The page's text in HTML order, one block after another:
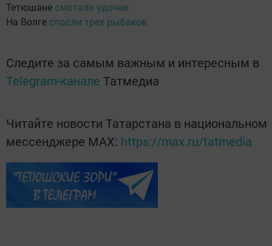
Тетюшане смотали удочки
На Волге спасли трех рыбаков
Следите за самым важным и интересным в
Telegram-канале Татмедиа
Читайте новости Татарстана в национальном
мессенджере MАХ: https://max.ru/tatmedia